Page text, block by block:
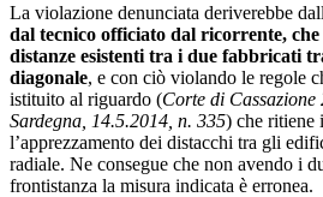
La violazione denunciata deriverebbe
dal tecnico officiato dal ricorrente,
distanze esistenti tra i due fabbricati
diagonale, e con ciò violando le regole
istituito al riguardo (Corte di
Sardegna, 14.5.2014, n. 335) che ritiene
l’apprezzamento dei distacchi tra gli
radiale. Ne consegue che non avendo i
frontistanza la misura indicata è erronea.